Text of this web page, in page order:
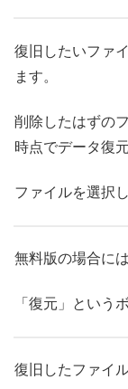
復旧したいファ
ます。
削除したはずの
時点でデータ復
ファイルを選択
無料版の場合に
「復元」という
復旧したファイ